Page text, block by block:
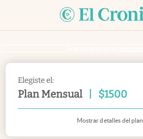
Elegiste el:
Plan Mensual $1500
Mostrar detalles del plan